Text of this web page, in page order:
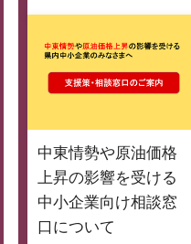
中東情勢や原油価格
上昇の影響を受ける
中小企業向け相談窓
口について